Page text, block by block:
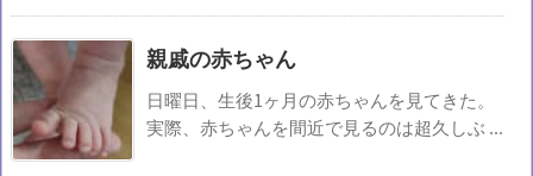
親戚の赤ちゃん
日曜日、生後1ヶ月の赤ちゃんを見てきた。
実際、赤ちゃんを間近で見るのは超久しぶ ...